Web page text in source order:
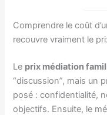
Comprendre le coût
recouvre vraiment le
Le prix médiation
“discussion”, mais un
posé : confidentialité,
objectifs. Ensuite, le